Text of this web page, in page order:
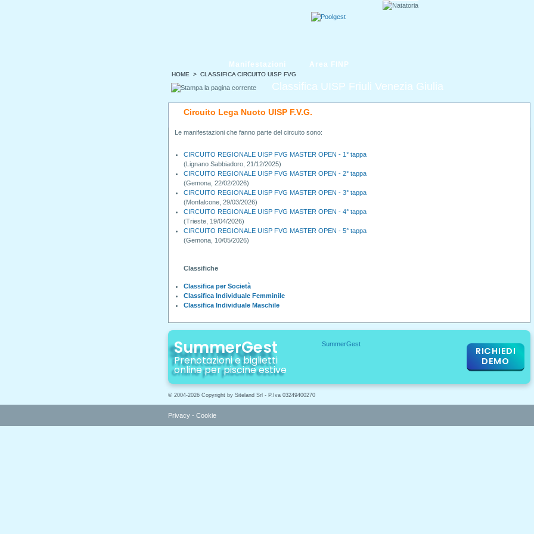
HOME > CLASSIFICA CIRCUITO UISP FVG
Manifestazioni Area FINP
HOME > CLASSIFICA CIRCUITO UISP FVG
Classifica UISP Friuli Venezia Giulia
Circuito Lega Nuoto UISP F.V.G.
Le manifestazioni che fanno parte del circuito sono:
CIRCUITO REGIONALE UISP FVG MASTER OPEN - 1° tappa
(Lignano Sabbiadoro, 21/12/2025)
CIRCUITO REGIONALE UISP FVG MASTER OPEN - 2° tappa
(Gemona, 22/02/2026)
CIRCUITO REGIONALE UISP FVG MASTER OPEN - 3° tappa
(Monfalcone, 29/03/2026)
CIRCUITO REGIONALE UISP FVG MASTER OPEN - 4° tappa
(Trieste, 19/04/2026)
CIRCUITO REGIONALE UISP FVG MASTER OPEN - 5° tappa
(Gemona, 10/05/2026)
Classifiche
Classifica per Società
Classifica Individuale Femminile
Classifica Individuale Maschile
SummerGest
Prenotazioni e biglietti
online per piscine estive
RICHIEDI
DEMO
© 2004-2026 Copyright by Siteland Srl - P.Iva 03249400270
Privacy - Cookie